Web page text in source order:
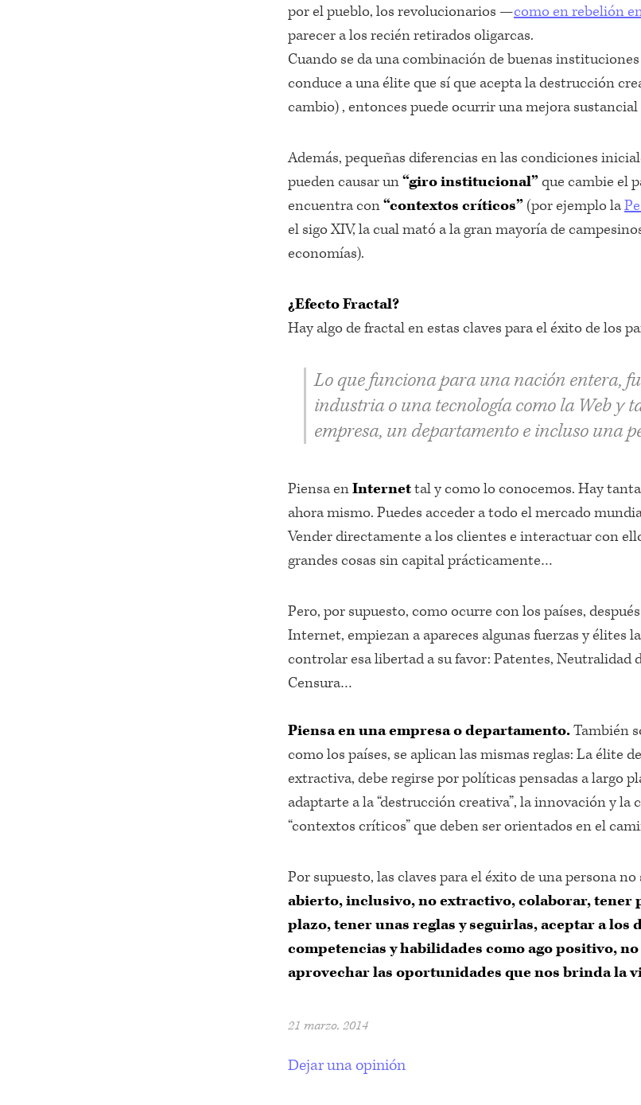
por el pueblo, los revolucionarios —como en rebelión
parecer a los recién retirados oligarcas.
Cuando se da una combinación de buenas
conduce a una élite que sí que acepta la destrucción
cambio) , entonces puede ocurrir una mejora sustancial
Además, pequeñas diferencias en las condiciones
pueden causar un“giro institucional” que cambie el
encuentra con“contextos críticos” (por ejemplo la
el sigo XIV, la cual mató a la gran mayoría de
economías).
¿Efecto Fractal?
Hay algo de fractal en estas claves para el éxito de los
Lo que funciona para una nación entera,
industria o una tecnología como la Web y
empresa, un departamento e incluso una
Piensa enInternettal y como lo conocemos. Hay
ahora mismo. Puedes acceder a todo el mercado
Vender directamente a los clientes e interactuar con
grandes cosas sin capital prácticamente…
Pero, por supuesto, como ocurre con los países,
Internet, empiezan a apareces algunas fuerzas y élites
controlar esa libertad a su favor: Patentes, Neutralidad
Censura…
Piensa en una empresa o departamento.También
como los países, se aplican las mismas reglas: La élite
extractiva, debe regirse por políticas pensadas a largo
adaptarte a la “destrucción creativa”, la innovación y la
“contextos críticos” que deben ser orientados en el
Por supuesto, las claves para el éxito de una persona
abierto, inclusivo, no extractivo, colaborar, tener
plazo, tener unas reglas y seguirlas, aceptar a los
competencias y habilidades como ago positivo,
aprovechar las oportunidades que nos brinda la
21 marzo, 2014
Dejar una opinión